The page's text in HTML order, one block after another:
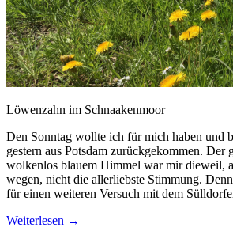
Löwenzahn im Schnaakenmoor
Den Sonntag wollte ich für mich haben und
gestern aus Potsdam zurückgekommen. Der
wolkenlos blauem Himmel war mir dieweil,
wegen, nicht die allerliebste Stimmung.
für einen weiteren Versuch mit dem
Weiterlesen →